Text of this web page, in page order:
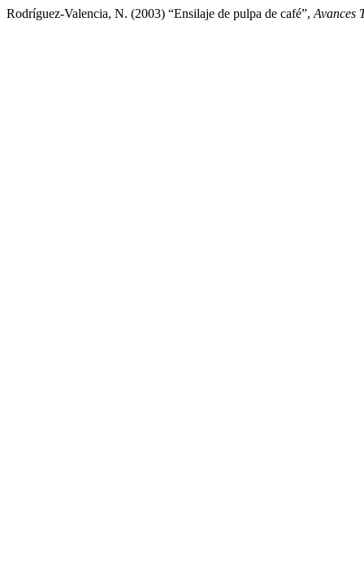
Rodríguez-Valencia, N. (2003) “Ensilaje de pulpa de café”, Avances